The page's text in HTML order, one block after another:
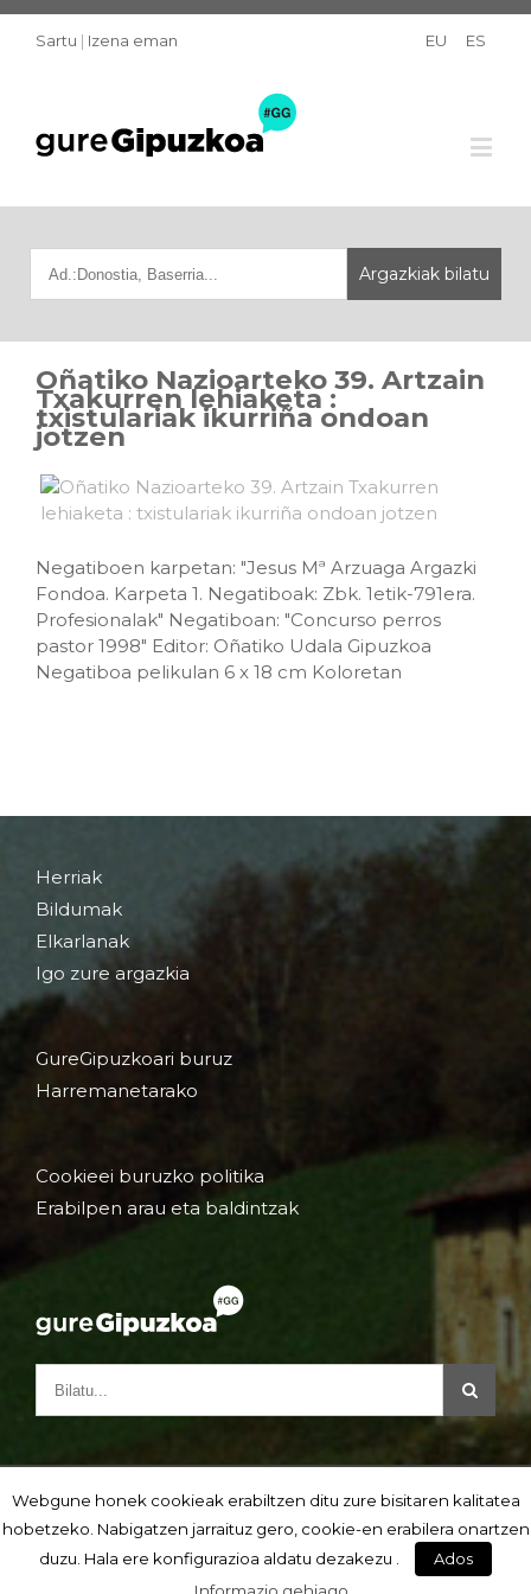
Sartu | Izena eman EU ES
Oñatiko Nazioarteko 39. Artzain
Txakurren lehiaketa :
txistulariak ikurriña ondoan
jotzen
Negatiboen karpetan: "Jesus Mª Arzuaga Argazki
Fondoa. Karpeta 1. Negatiboak: Zbk. 1etik-791era.
Profesionalak" Negatiboan: "Concurso perros
pastor 1998" Editor: Oñatiko Udala Gipuzkoa
Negatiboa pelikulan 6 x 18 cm Koloretan
Herriak
Bildumak
Elkarlanak
Igo zure argazkia
GureGipuzkoari buruz
Harremanetarako
Cookieei buruzko politika
Erabilpen arau eta baldintzak
Webgune honek cookieak erabiltzen ditu zure bisitaren kalitatea
hobetzeko. Nabigatzen jarraituz gero, cookie-en erabilera onartzen
duzu. Hala ere konfigurazioa aldatu dezakezu .
Ados